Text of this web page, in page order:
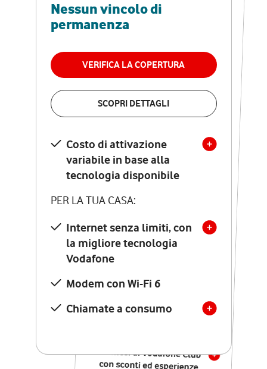
Nessun vincolo di
permanenza
VERIFICA LA COPERTURA
SCOPRI DETTAGLI
Costo di attivazione
variabile in base alla
tecnologia disponibile
PER LA TUA CASA:
Internet senza limiti, con
la migliore tecnologia
Vodafone
Modem con Wi-Fi 6
Chiamate a consumo
RETE FISSA + VODAFONE CLUB
29,95€
permanenza
VERIFICA LA COPERTURA
Costo di attivazione
variabile in base alla
tecnologia disponibile
PER LA TUA CASA:
Internet senza limiti, con
la migliore tecnologia
Vodafone
Modem Seven con Wi-Fi 7
Chiamate illimitate verso
numeri fissi e mobili
nazionali
12 mesi di Vodafone Club
con sconti ed esperienze
esclusive, poi si disattiva